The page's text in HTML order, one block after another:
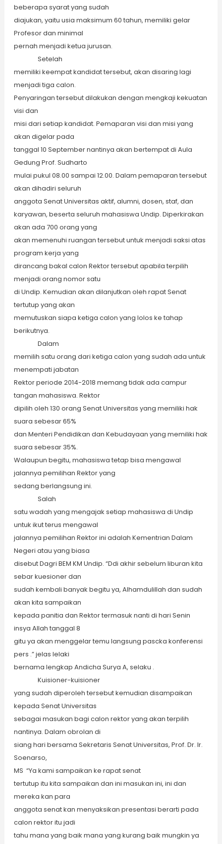
beberapa syarat yang sudah
diajukan, yaitu usia maksimum 60 tahun, memiliki gelar
Profesor dan minimal
pernah menjadi ketua jurusan.
Setelah
memiliki keempat kandidat tersebut, akan disaring lagi
menjadi tiga calon.
Penyaringan tersebut dilakukan dengan mengkaji kekuatan
visi dan
misi dari setiap kandidat. Pemaparan visi dan misi yang
akan digelar pada
tanggal 10 September nantinya akan bertempat di Aula
Gedung Prof. Sudharto
mulai pukul 08.00 sampai 12.00. Dalam pemaparan tersebut
akan dihadiri seluruh
anggota Senat Universitas aktif, alumni, dosen, staf, dan
karyawan, beserta seluruh mahasiswa Undip. Diperkirakan
akan ada 700 orang yang
akan memenuhi ruangan tersebut untuk menjadi saksi atas
program kerja yang
dirancang bakal calon Rektor tersebut apabila terpilih
menjadi orang nomor satu
di Undip. Kemudian akan dilanjutkan oleh rapat Senat
tertutup yang akan
memutuskan siapa ketiga calon yang lolos ke tahap
berikutnya.
Dalam
memilih satu orang dari ketiga calon yang sudah ada untuk
menempati jabatan
Rektor periode 2014-2018 memang tidak ada campur
tangan mahasiswa. Rektor
dipilih oleh 130 orang Senat Universitas yang memiliki hak
suara sebesar 65%
dan Menteri Pendidikan dan Kebudayaan yang memiliki hak
suara sebesar 35%.
Walaupun begitu, mahasiswa tetap bisa mengawal
jalannya pemilihan Rektor yang
sedang berlangsung ini.
Salah
satu wadah yang mengajak setiap mahasiswa di Undip
untuk ikut terus mengawal
jalannya pemilihan Rektor ini adalah Kementrian Dalam
Negeri atau yang biasa
disebut Dagri BEM KM Undip. “Ddi akhir sebelum liburan kita
sebar kuesioner dan
sudah kembali banyak begitu ya, Alhamdulillah dan sudah
akan kita sampaikan
kepada panitia dan Rektor termasuk nanti di hari Senin
insya Allah tanggal 8
gitu ya akan menggelar temu langsung pascka konferensi
pers .” jelas lelaki
bernama lengkap Andicha Surya A, selaku .
Kuisioner-kuisioner
yang sudah diperoleh tersebut kemudian disampaikan
kepada Senat Universitas
sebagai masukan bagi calon rektor yang akan terpilih
nantinya. Dalam obrolan di
siang hari bersama Sekretaris Senat Universitas, Prof. Dr. Ir.
Soenarso,
MS “Ya kami sampaikan ke rapat senat
tertutup itu kita sampaikan dan ini masukan ini, ini dan
mereka kan para
anggota senat kan menyaksikan presentasi berarti pada
calon rektor itu jadi
tahu mana yang baik mana yang kurang baik mungkin ya